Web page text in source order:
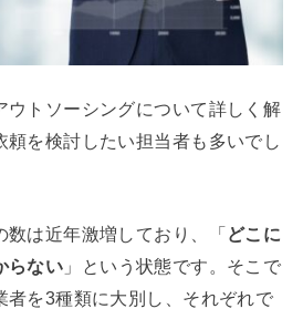
ウトソーシングについて詳しく解
頼を検討したい担当者も多いでし
数は近年激増しており、「どこに
らない 」という状態です。そこで
者を3種類に大別し、それぞれで